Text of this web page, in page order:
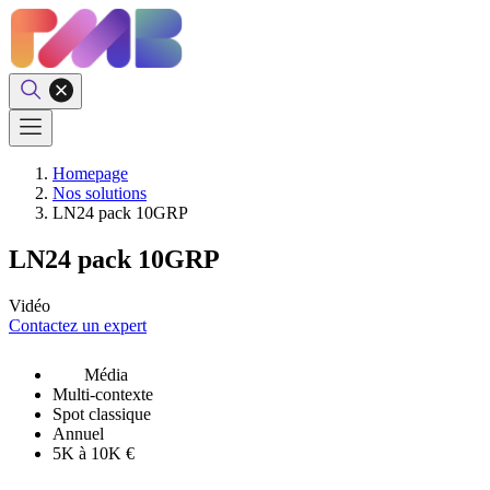
Homepage
Nos solutions
LN24 pack 10GRP
LN24 pack 10GRP
Vidéo
Contactez un expert
Média
Multi-contexte
Spot classique
Annuel
5K à 10K €